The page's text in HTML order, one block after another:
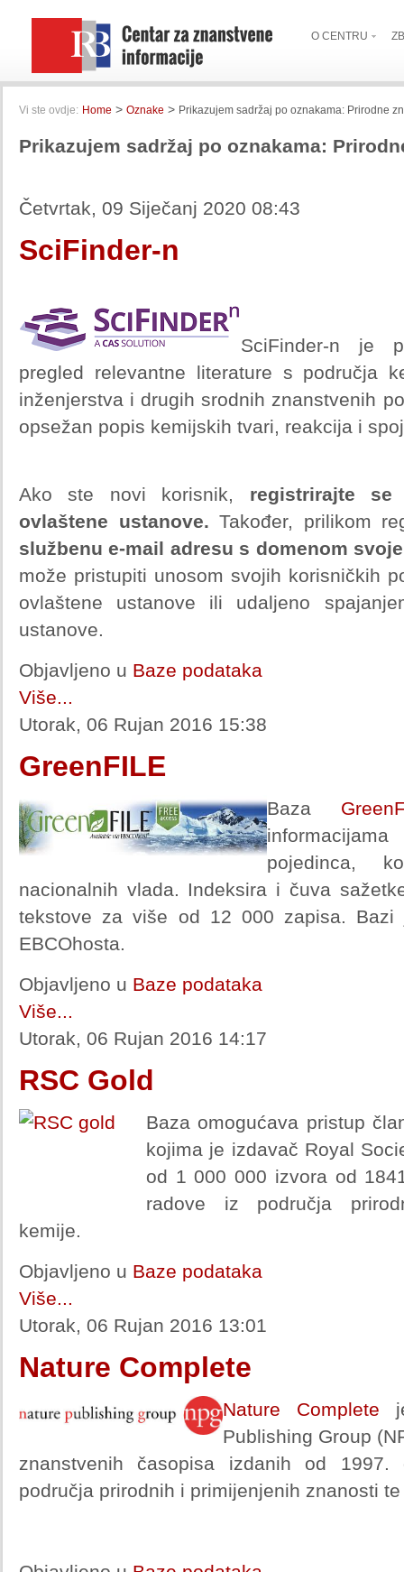
O CENTRU
Vi ste ovdje: Home > Oznake > Prikazujem sadržaj po oznakama: Prirodne
Prikazujem sadržaj po oznakama:
Četvrtak, 09 Siječanj 2020 08:43
SciFinder-n
SciFinder-n je
pregled relevantne literature s područja
inženjerstva i drugih srodnih znanstvenih
opsežan popis kemijskih tvari, reakcija i
Ako ste novi korisnik, registrirajte
ovlaštene ustanove. Također, prilikom
službenu e-mail adresu s domenom
može pristupiti unosom svojih korisničkih
ovlaštene ustanove ili udaljeno
ustanove.
Objavljeno u Baze podataka
Više...
Utorak, 06 Rujan 2016 15:38
GreenFILE
Baza
pojedinca,
nacionalnih vlada. Indeksira i čuva
tekstove za više od 12 000 zapisa. Bazi
EBCOhosta.
Objavljeno u Baze podataka
Više...
Utorak, 06 Rujan 2016 14:17
RSC Gold
Baza omogućava pristup
kojima je izdavač Royal
od 1 000 000 izvora od
radove iz područja
kemije.
Objavljeno u Baze podataka
Više...
Utorak, 06 Rujan 2016 13:01
Nature Complete
Nature Complete
Publishing Group
znanstvenih časopisa izdanih od
područja prirodnih i primijenjenih znanosti